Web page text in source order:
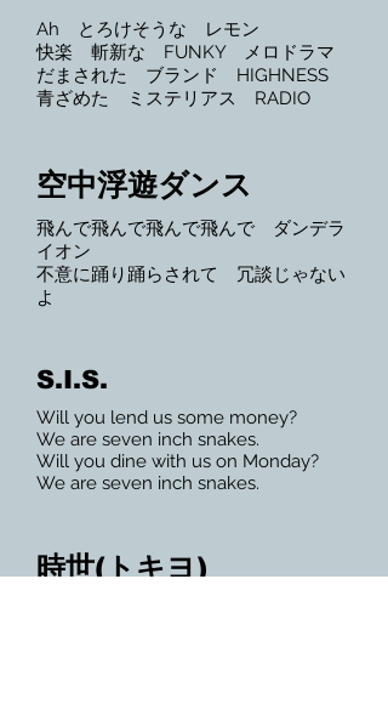
Ah とろけそうな レモン​
快楽 斬新な FUNKY メロドラマ​
だまされた ブランド HIGHNESS​
青ざめた ミステリアス RADIO
空中浮遊ダンス
飛んで飛んで飛んで飛んで ダンデラ
イオン​
不意に踊り踊らされて 冗談じゃない
よ
S.I.S.
Will you lend us some money?​
We are seven inch snakes.​
Will you dine with us on Monday?​
We are seven inch snakes.
時世(トキヨ)